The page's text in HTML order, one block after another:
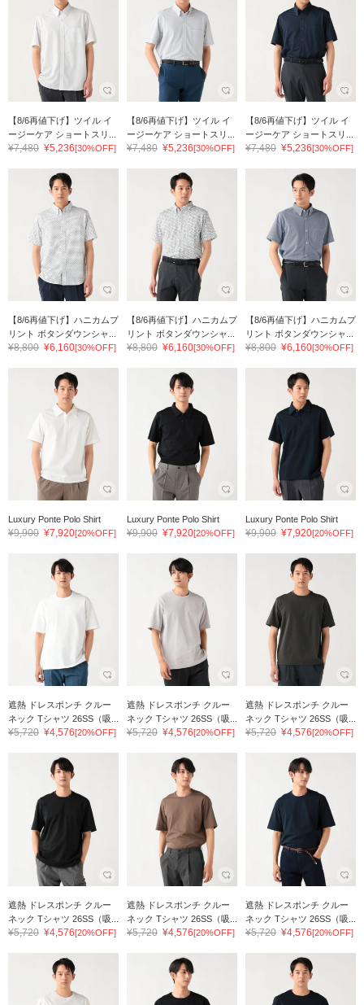
【8/6再値下げ】ツイル イ
ージーケア ショートスリ...
¥7,480 ¥5,236[30%OFF]
【8/6再値下げ】ツイル イ
ージーケア ショートスリ...
¥7,480 ¥5,236[30%OFF]
【8/6再値下げ】ツイル イ
ージーケア ショートスリ...
¥7,480 ¥5,236[30%OFF]
【8/6再値下げ】ハニカムプ
リント ボタンダウンシャ...
¥8,800 ¥6,160[30%OFF]
【8/6再値下げ】ハニカムプ
リント ボタンダウンシャ...
¥8,800 ¥6,160[30%OFF]
【8/6再値下げ】ハニカムプ
リント ボタンダウンシャ...
¥8,800 ¥6,160[30%OFF]
Luxury Ponte Polo Shirt
¥9,900 ¥7,920[20%OFF]
Luxury Ponte Polo Shirt
¥9,900 ¥7,920[20%OFF]
Luxury Ponte Polo Shirt
¥9,900 ¥7,920[20%OFF]
遮熱 ドレスポンチ クルー
ネック Tシャツ 26SS（吸...
¥5,720 ¥4,576[20%OFF]
遮熱 ドレスポンチ クルー
ネック Tシャツ 26SS（吸...
¥5,720 ¥4,576[20%OFF]
遮熱 ドレスポンチ クルー
ネック Tシャツ 26SS（吸...
¥5,720 ¥4,576[20%OFF]
遮熱 ドレスポンチ クルー
ネック Tシャツ 26SS（吸...
¥5,720 ¥4,576[20%OFF]
遮熱 ドレスポンチ クルー
ネック Tシャツ 26SS（吸...
¥5,720 ¥4,576[20%OFF]
遮熱 ドレスポンチ クルー
ネック Tシャツ 26SS（吸...
¥5,720 ¥4,576[20%OFF]